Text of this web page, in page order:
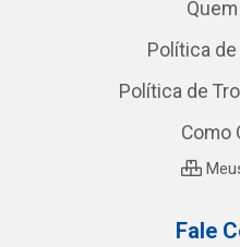
Política
Política de
Como
Fale